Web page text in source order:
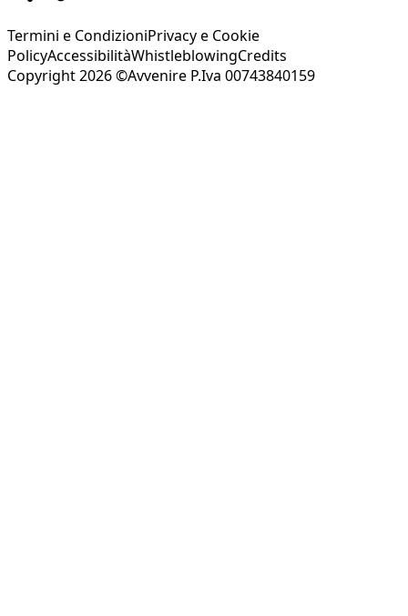
Termini e CondizioniPrivacy e Cookie
PolicyAccessibilitàWhistleblowingCredits
Copyright 2026 ©Avvenire P.Iva 00743840159